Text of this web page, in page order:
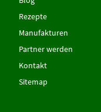
Rezepte
Manufakturen
Partner werden
Kontakt
Sitemap